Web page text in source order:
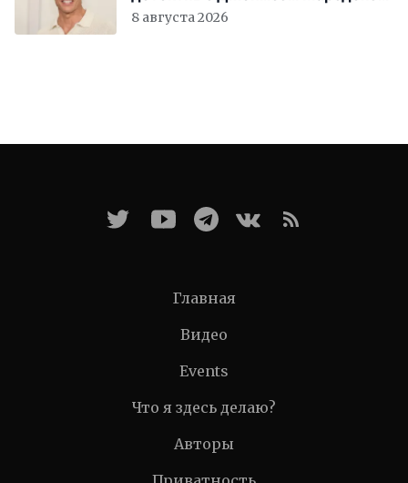
8 августа 2026
Главная
Видео
Events
Что я здесь делаю?
Авторы